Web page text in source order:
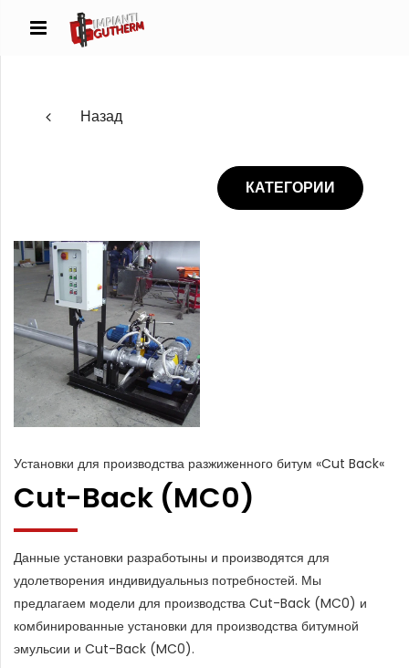
Назад
КАТЕГОРИИ
Установки для производства разжиженного битум «Cut Back«
Cut-Back (MC0)
Данные установки разработыны и производятся для
удолетворения индивидуальныз потребностей. Мы
предлагаем модели для производства Cut-Back (MC0) и
комбинированные установки для производства битумной
эмульсии и Cut-Back (MC0).